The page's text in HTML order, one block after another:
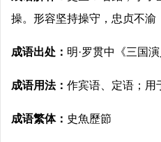
操。形容坚持操守，忠贞不渝
成语出处： 明·罗贯中《三国
成语用法： 作宾语、定语；用
成语繁体： 史魚歷節